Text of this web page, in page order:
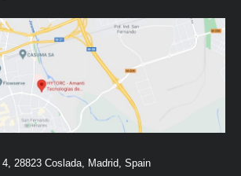
28823 Coslada, Madrid, Spain